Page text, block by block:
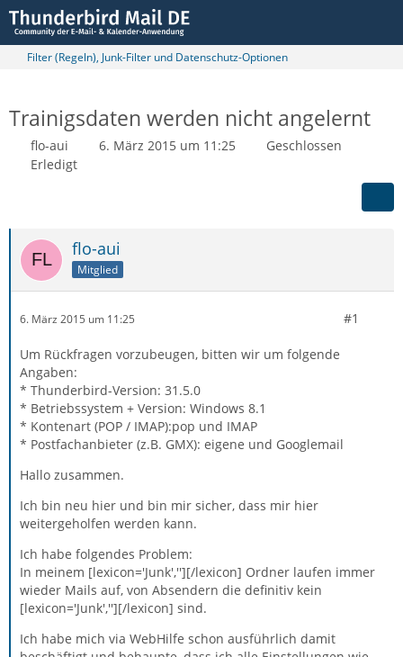
Filter (Regeln), Junk-Filter und Datenschutz-Optionen
Trainigsdaten werden nicht angelernt
flo-aui 6. März 2015 um 11:25
Geschlossen
Erledigt
flo-aui
Mitglied
6. März 2015 um 11:25 #1
Um Rückfragen vorzubeugen, bitten wir um folgende
Angaben:
* Thunderbird-Version: 31.5.0
* Betriebssystem + Version: Windows 8.1
* Kontenart (POP / IMAP):pop und IMAP
* Postfachanbieter (z.B. GMX): eigene und Googlemail
Hallo zusammen.
Ich bin neu hier und bin mir sicher, dass mir hier
weitergeholfen werden kann.
Ich habe folgendes Problem:
In meinem [lexicon='Junk',''][/lexicon] Ordner laufen immer
wieder Mails auf, von Absendern die definitiv kein
[lexicon='Junk',''][/lexicon] sind.
Ich habe mich via WebHilfe schon ausführlich damit